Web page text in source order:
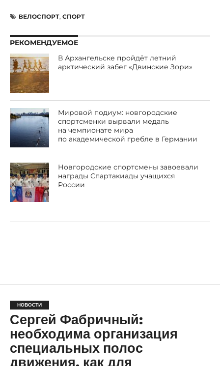
ВЕЛОСПОРТ, СПОРТ
РЕКОМЕНДУЕМОЕ
В Архангельске пройдёт летний
арктический забег «Двинские Зори»
Мировой подиум: новгородские
спортсменки вырвали медаль
на чемпионате мира
по академической гребле в Германии
Новгородские спортсмены завоевали
награды Спартакиады учащихся
России
НОВОСТИ
Сергей Фабричный:
необходима организация
специальных полос
движения, как для